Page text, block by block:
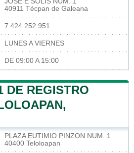
40911 Técpan de Galeana
7 424 252 951
LUNES A VIERNES
DE 09:00 A 15:00
DE REGISTRO
PLAZA EUTIMIO PINZON NUM. 1
40400 Teloloapan